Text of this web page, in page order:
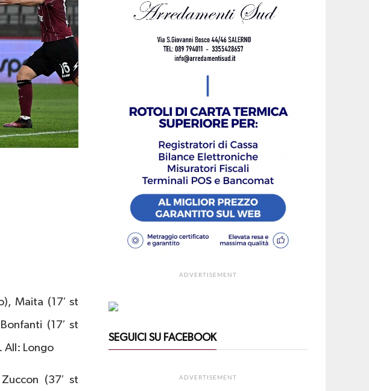
Maita (17′ st
(17′ st
All: Longo
(37′ st
ADVERTISEMENT
SEGUICI SU FACEBOOK
ADVERTISEMENT